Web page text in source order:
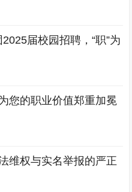
届校园招聘，“职”为
您的职业价值郑重加冕
维权与实名举报的严正